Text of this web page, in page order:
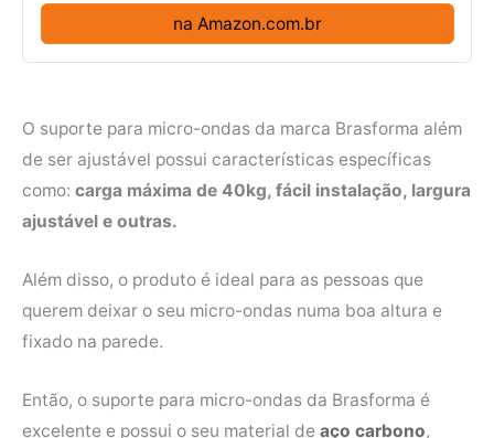
na Amazon.com.br
O suporte para micro-ondas da marca Brasforma além
de ser ajustável possui características específicas
como: carga máxima de 40kg, fácil instalação, largura
ajustável e outras.
Além disso, o produto é ideal para as pessoas que
querem deixar o seu micro-ondas numa boa altura e
fixado na parede.
Então, o suporte para micro-ondas da Brasforma é
excelente e possui o seu material de aço carbono,